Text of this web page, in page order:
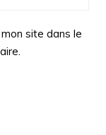
site dans le